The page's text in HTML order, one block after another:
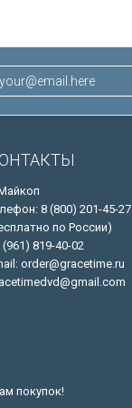
8 (800) 201-45-27
по России)
(961) 819-40-02
order@gracetime.ru
покупок!